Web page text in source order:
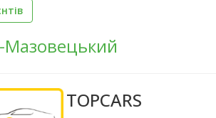
Мазовецький
TOPCARS